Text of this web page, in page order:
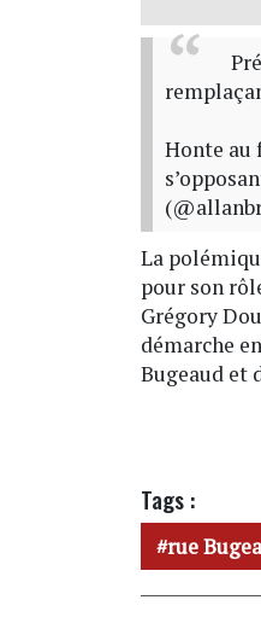
Honte au
La
pour son
Grégory
démarche
Bugeaud et
Tags :
rue